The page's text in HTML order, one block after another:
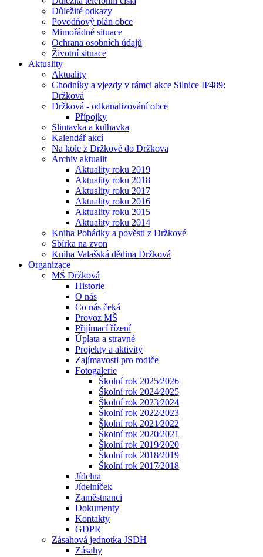
Důležité odkazy
Povodňový plán obce
Mimořádné situace
Ochrana osobních údajů
Životní situace
Aktuality
Aktuality
Chodníky a vjezdy v rámci akce Silnice II⁄489:
Držková
Držková - odkanalizování obce
Přípojky
Slintavka a kulhavka
Kalendář akcí
Na kole z Držkové do Držkova
Archiv aktualit
Aktuality roku 2019
Aktuality roku 2018
Aktuality roku 2017
Aktuality roku 2016
Aktuality roku 2015
Aktuality roku 2014
Kniha Pohádky a pověsti z Držkové
Sbírka na zvon
Kniha Valašská dědina Držková
Organizace
MŠ Držková
Historie
O nás
Co nás čeká
Provoz MŠ
Přijímací řízení
Úplata a stravné
Projekty a aktivity
Zajímavosti pro rodiče
Fotogalerie
Školní rok 2025⁄2026
Školní rok 2024⁄2025
Školní rok 2023⁄2024
Školní rok 2022⁄2023
Školní rok 2021⁄2022
Školní rok 2020⁄2021
Školní rok 2019⁄2020
Školní rok 2018⁄2019
Školní rok 2017⁄2018
Jídelna
Jídelníček
Zaměstnanci
Dokumenty
Kontakty
GDPR
Zásahová jednotka JSDH
Zásahy